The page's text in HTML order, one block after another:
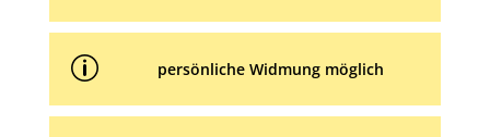
p persönliche Widmung möglich